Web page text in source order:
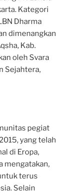
Kategori
Dharma
dimenangkan
Kab.
oleh Svara
Sejahtera,
pegiat
yang telah
di Eropa,
mengatakan,
terus
Selain